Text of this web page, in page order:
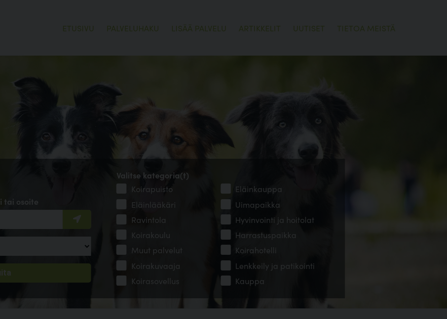
ETUSIVU PALVELUHAKU LISÄÄ PALVELU ARTIKKELIT UUTISET TIETOA MEISTÄ
osoite
Valitse kategoria(t)
Koirapuisto
Eläinkauppa
Eläinlääkäri
Uimapaikka
Ravintola
Hyvinvointi ja hoitolat
Koirakoulu
Harrastuspaikka
Muut palvelut
Koirahotelli
Koirakuvaaja
Lenkkeily ja patikointi
Koirasovellus
Kauppa